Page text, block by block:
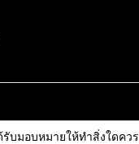
บมอบหมายให้ทำสิ่งใดค